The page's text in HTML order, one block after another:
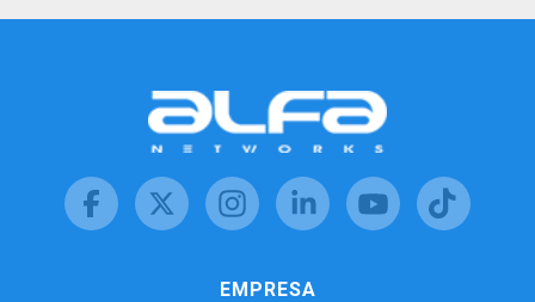
EMPRESA